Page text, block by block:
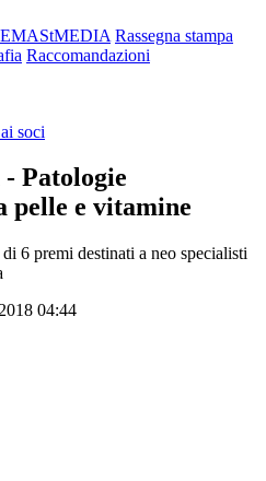
Rassegna stampa
Raccomandazioni
soci
Patologie
pelle e vitamine
6 premi destinati a neo specialisti
04:44